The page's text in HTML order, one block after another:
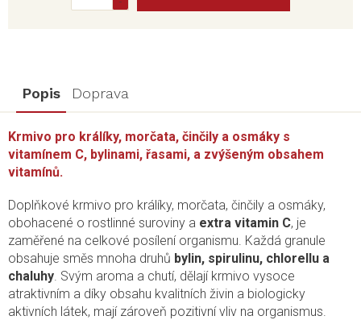
Popis Doprava
Krmivo pro králíky, morčata, činčily a osmáky s
vitamínem C, bylinami, řasami, a zvýšeným obsahem
vitamínů.
Doplňkové krmivo pro králíky, morčata, činčily a osmáky,
obohacené o rostlinné suroviny a extra vitamin C, je
zaměřené na celkové posílení organismu. Každá granule
obsahuje směs mnoha druhů bylin, spirulinu, chlorellu a
chaluhy. Svým aroma a chutí, dělají krmivo vysoce
atraktivním a díky obsahu kvalitních živin a biologicky
aktivních látek, mají zároveň pozitivní vliv na organismus.